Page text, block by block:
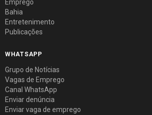
Emprego
Bahia
Entretenimento
Publicações
WHATSAPP
Grupo de Notícias
Vagas de Emprego
Canal WhatsApp
Enviar denúncia
Enviar vaga de emprego